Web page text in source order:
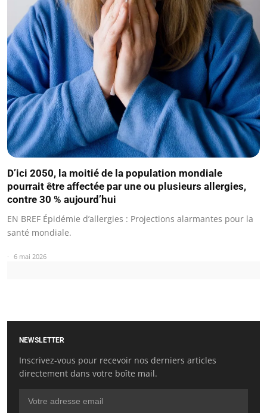
D’ici 2050, la moitié de la population mondiale
pourrait être affectée par une ou plusieurs allergies,
contre 30 % aujourd’hui
EN BREF Épidémie d’allergies : Projections alarmantes pour la
santé mondiale.
6 mai 2026
NEWSLETTER
Inscrivez-vous pour recevoir nos derniers articles
directement dans votre boîte mail.